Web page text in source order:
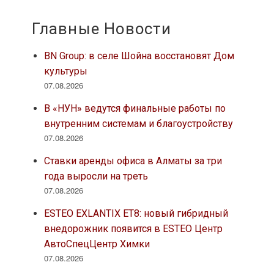
Главные Новости
BN Group: в селе Шойна восстановят Дом
культуры
07.08.2026
В «НУН» ведутся финальные работы по
внутренним системам и благоустройству
07.08.2026
Ставки аренды офиса в Алматы за три
года выросли на треть
07.08.2026
ESTEO EXLANTIX ET8: новый гибридный
внедорожник появится в ESTEO Центр
АвтоСпецЦентр Химки
07.08.2026